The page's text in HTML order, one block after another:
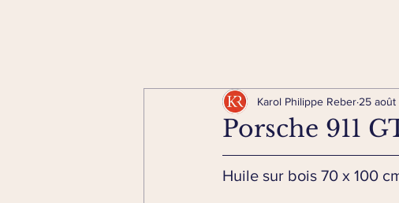
Porsche 911
Karol Philippe Reber 25
Huile sur bois 70 x 100